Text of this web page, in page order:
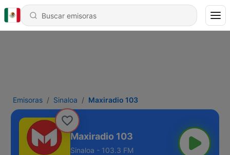
Emisoras Sinaloa Maxiradio 103
Maxiradio 103
Sinaloa - 103.3 FM